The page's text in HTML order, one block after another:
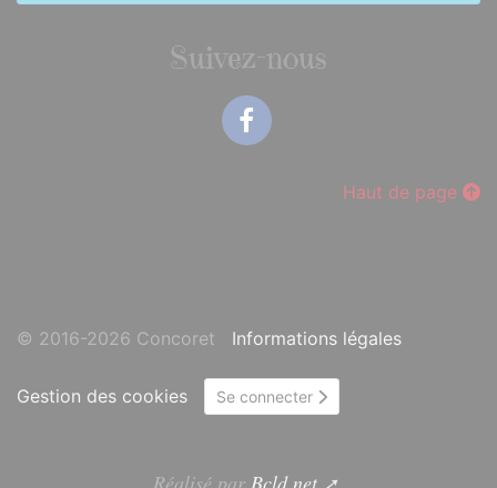
Suivez-nous
Haut de page
© 2016-2026 Concoret Informations légales
Gestion des cookies Se connecter
Réalisé par Bcld.net